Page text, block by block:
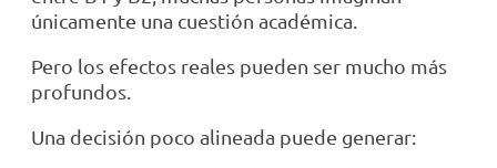
únicamente una cuestión académica.
Pero los efectos reales pueden ser mucho más
profundos.
Una decisión poco alineada puede generar: